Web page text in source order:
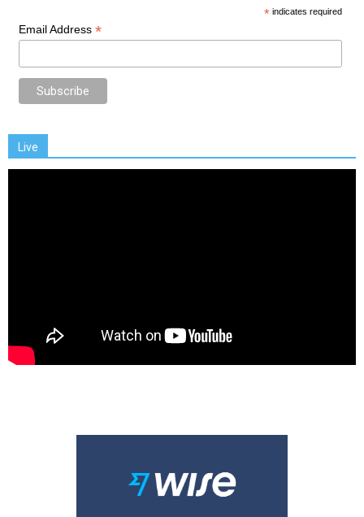
* indicates required
Email Address *
Live